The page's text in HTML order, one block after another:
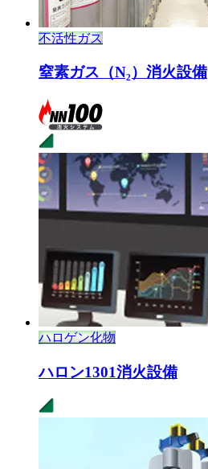
不活性ガス
窒素ガス（N₂） 消火設備
ハロゲン化物
ハロン1301消火設備